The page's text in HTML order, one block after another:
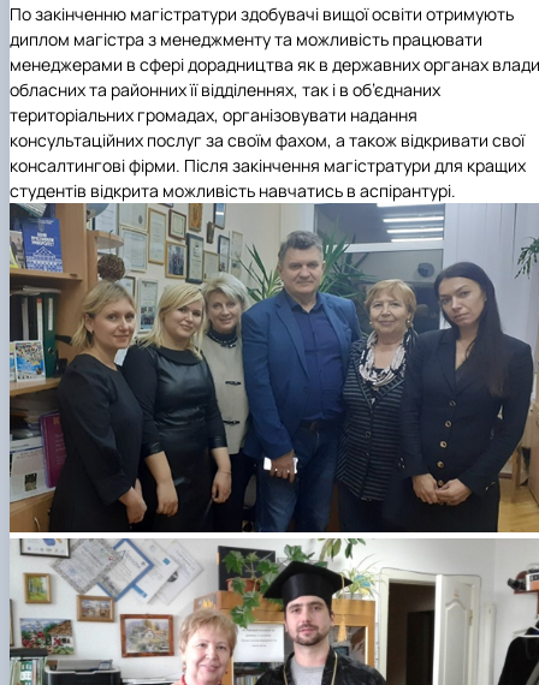
По закінченню магістратури здобувачі вищої освіти отримують
диплом магістра з менеджменту та можливість працювати
менеджерами в сфері дорадництва як в державних органах
обласних та районних її відділеннях, так і в об’єднаних
територіальних громадах, організовувати надання
консультаційних послуг за своїм фахом, а також відкривати свої
консалтингові фірми. Після закінчення магістратури для кращих
студентів відкрита можливість навчатись в аспірантурі.